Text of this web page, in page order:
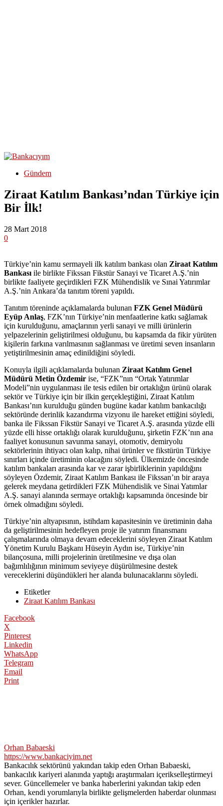
Gündem
Ziraat Katılım Bankası’ndan Türkiye için
Bir İlk!
28 Mart 2018
0
Türkiye’nin kamu sermayeli ilk katılım bankası olan Ziraat Katılım
Bankası ile birlikte Fikssan Fikstür Sanayi ve Ticaret A.Ş.’nin
birlikte faaliyete geçirdikleri FZK Mühendislik ve Sınai Yatırımlar
A.Ş.’nin Ankara’da tanıtım töreni yapıldı.
Tanıtım töreninde açıklamalarda bulunan FZK Genel Müdürü
Eyüp Anlaş, FZK’nın Türkiye’nin menfaatlerine katkı sağlamak
için kurulduğunu, amaçlarının yerli sanayi ve milli ürünlerin
yelpazelerinin geliştirilmesi olduğunu, bu kapsamda da fikir yürüten
kişilerin farkına varılmasının sağlanması ve üretimi seven insanların
yetiştirilmesinin amaç edinildiğini söyledi.
Konuyla ilgili açıklamalarda bulunan Ziraat Katılım Genel
Müdürü Metin Özdemir ise, “FZK”nın “Ortak Yatırımlar
Modeli”nin uygulanması ile tesis edilen bir ortaklığın ürünü olarak
sektör ve Türkiye için bir ilkin gerçekleştiğini, Ziraat Katılım
Bankası’nın kurulduğu günden bugüne kadar katılım bankacılığı
sektöründe derinlik kazandırma vizyonu ile hareket ettiğini söyledi,
banka ile Fikssan Fikstür Sanayi ve Ticaret A.Ş. arasında yüzde elli
yüzde elli hisse ortaklığı olarak kurulduğunu, şirketin FZK’nın ana
faaliyet konusunun savunma sanayi, otomotiv, demiryolu
sektörlerinin ihtiyacı olan kalıp, nihai ürünler ve fikstürün Türkiye
sınırları içinde üretiminin olacağını söyledi. Ülkemizde öncesinde
katılım bankaları arasında kar ve zarar işbirliklerinin yapıldığını
söyleyen Özdemir, Ziraat Katılım Bankası ile Fikssan’ın bir araya
gelerek meydana getirdikleri FZK Mühendislik ve Sinai Yatımlar
A.Ş. sanayi alanında sermaye ortaklığı kapsamında öncesinde bir
örnek olmadığını söyledi.
Türkiye’nin altyapısının, istihdam kapasitesinin ve üretiminin daha
da geliştirilmesinin hedefleyen proje ile yatırım finansmanı
çalışmalarında olmaya devam edeceklerini söyleyen Ziraat Katılım
Yönetim Kurulu Başkanı Hüseyin Aydın ise, Türkiye’nin
bilançosuna, milli projelerinin üretilmesine ve dışa olan
bağımlılığının minimum seviyeye düşürülmesine destek
vereceklerini düşündükleri her alanda bulunacaklarını söyledi.
Etiketler
Ziraat Katılım Bankası
Facebook
X
Pinterest
Linkedin
WhatsApp
Telegram
Email
Print
Orhan Babaeski
https://www.bankaciyim.net
Bankacılık sektörünü yakından takip eden Orhan Babaeski,
bankacılık kariyeri alanında yaptığı araştırmaları içerikselleştirmeyi
sever. Güncellemeler ve banka haberlerini yakından takip eden
Orhan, kendi yorumlarıyla birlikte gelişmelerden haberdar olunması
için içerikler hazırlar.